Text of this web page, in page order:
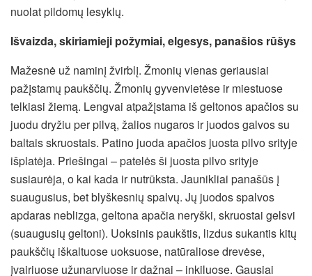
nuolat pildomų lesyklų.
Išvaizda, skiriamieji požymiai, elgesys, panašios rūšys
Mažesnė už naminį žvirblį. Žmonių vienas geriausiai
pažįstamų paukščių. Žmonių gyvenvietėse ir miestuose
telkiasi žiemą. Lengvai atpažįstama iš geltonos apačios su
juodu dryžiu per pilvą, žalios nugaros ir juodos galvos su
baltais skruostais. Patino juoda apačios juosta pilvo srityje
išplatėja. Priešingai – patelės ši juosta pilvo srityje
susiaurėja, o kai kada ir nutrūksta. Jaunikliai panašūs į
suaugusius, bet blyškesnių spalvų. Jų juodos spalvos
apdaras neblizga, geltona apačia neryški, skruostai gelsvi
(suaugusių geltoni). Uoksinis paukštis, lizdus sukantis kitų
paukščių iškaltuose uoksuose, natūraliose drevėse,
įvairiuose užunarviuose ir dažnai – inkiluose. Gausiai